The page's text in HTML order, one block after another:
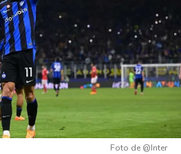
Foto de @Inter